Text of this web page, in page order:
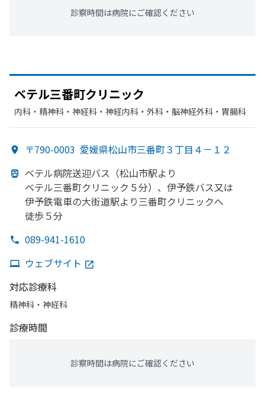
診察時間は病院にご確認ください
ベテル三番町クリニック
内科・​精神科・神経科・​神経内科・​外科・​脳神経外科・​胃腸科
〒790-0003 愛媛県松山市三番町３丁目４－１２
ベテル病院送迎バス （松山市駅より
ベテル三番町クリニック５分）、 伊予鉄バス又は
伊予鉄電車の大街道駅より三番町クリニックへ
徒歩５分
089-941-1610
ウェブサイト
対応診療科
精神科・神経科
診療時間
診察時間は病院にご確認ください